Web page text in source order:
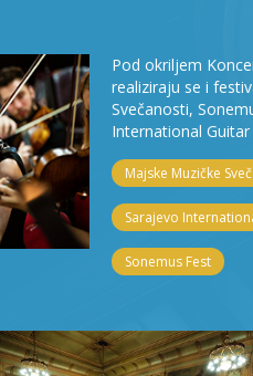
Pod okriljem
realiziraju se i
Svečanosti,
International Guitar
Majske Muzičke
Sarajevo
Sonemus Fest